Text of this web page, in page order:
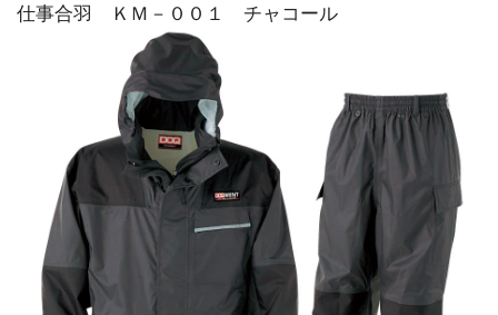
仕事合羽 ＫＭ－００１ チャコール